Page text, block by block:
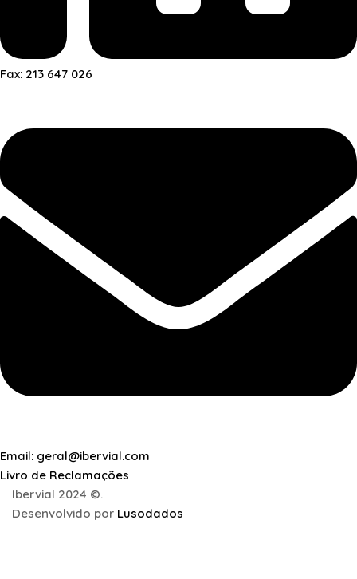
Fax: 213 647 026
Email: geral@ibervial.com
Livro de Reclamações
Ibervial 2024 ©.
Desenvolvido por Lusodados